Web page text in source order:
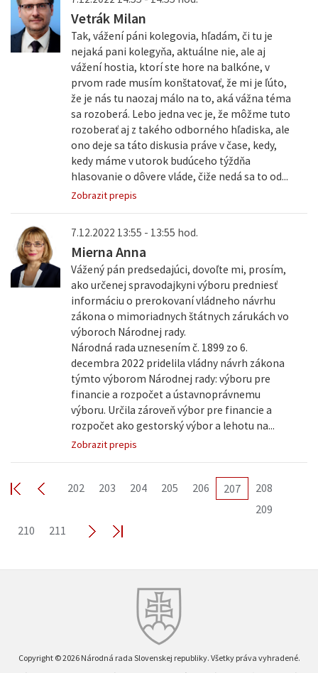
Vetrák Milan
Tak, vážení páni kolegovia, hľadám, či tu je
nejaká pani kolegyňa, aktuálne nie, ale aj
vážení hostia, ktorí ste hore na balkóne, v
prvom rade musím konštatovať, že mi je ľúto,
že je nás tu naozaj málo na to, aká vážna téma
sa rozoberá. Lebo jedna vec je, že môžme tuto
rozoberať aj z takého odborného hľadiska, ale
ono deje sa táto diskusia práve v čase, kedy,
kedy máme v utorok budúceho týždňa
hlasovanie o dôvere vláde, čiže nedá sa to od...
Zobrazit prepis
7.12.2022 13:55 - 13:55 hod.
Mierna Anna
Vážený pán predsedajúci, dovoľte mi, prosím,
ako určenej spravodajkyni výboru predniesť
informáciu o prerokovaní vládneho návrhu
zákona o mimoriadnych štátnych zárukách vo
výboroch Národnej rady.
Národná rada uznesením č. 1899 zo 6.
decembra 2022 pridelila vládny návrh zákona
týmto výborom Národnej rady: výboru pre
financie a rozpočet a ústavnoprávnemu
výboru. Určila zároveň výbor pre financie a
rozpočet ako gestorský výbor a lehotu na...
Zobrazit prepis
202 203 204 205 206 207
208
209
210
211
Copyright © 2026 Národná rada Slovenskej republiky. Všetky práva vyhradené.